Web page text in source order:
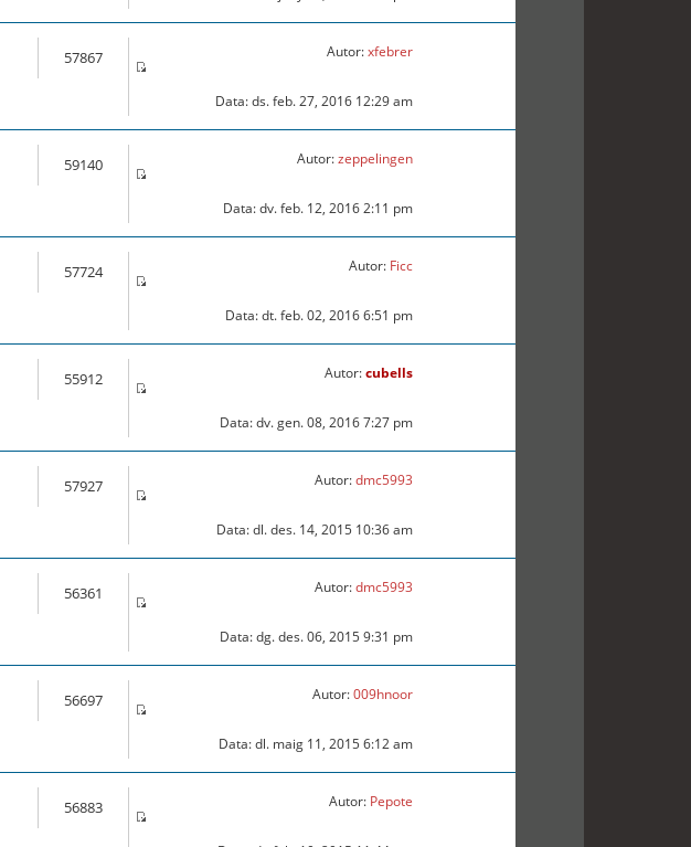
57867 Autor:xfebrer
Data: ds. feb. 27, 2016 12:29 am
59140 Autor:zeppelingen
Data: dv. feb. 12, 2016 2:11 pm
57724 Autor: Ficc
Data: dt. feb. 02, 2016 6:51 pm
55912 Autor:cubells
Data: dv. gen. 08, 2016 7:27 pm
57927 Autor:dmc5993
Data: dl. des. 14, 2015 10:36 am
56361 Autor:dmc5993
Data: dg. des. 06, 2015 9:31 pm
56697 Autor:009hnoor
Data: dl. maig 11, 2015 6:12 am
56883 Autor: Pepote